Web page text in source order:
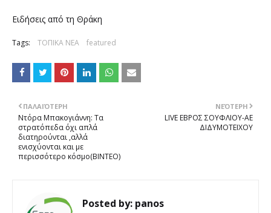
Ειδήσεις από τη Θράκη
Tags: ΤΟΠΙΚΑ ΝΕΑ featured
ΝΕΌΤΕΡΗ
LIVE ΕΒΡΟΣ ΣΟΥΦΛΙΟΥ-ΑΕ
ΔΙΔΥΜΟΤΕΙΧΟΥ
ΠΑΛΑΙΌΤΕΡΗ
Ντόρα Μπακογιάννη: Τα
στρατόπεδα όχι απλά
διατηρούνται ,αλλά
ενισχύονται και με
περισσότερο κόσμο(ΒΙΝΤΕΟ)
Posted by: panos